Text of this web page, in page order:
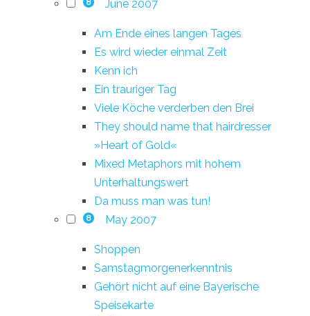
8 June 2007
Am Ende eines langen Tages
Es wird wieder einmal Zeit
Kenn ich
Ein trauriger Tag
Viele Köche verderben den Brei
They should name that hairdresser
»Heart of Gold«
Mixed Metaphors mit hohem
Unterhaltungswert
Da muss man was tun!
8 May 2007
Shoppen
Samstagmorgenerkenntnis
Gehört nicht auf eine Bayerische
Speisekarte